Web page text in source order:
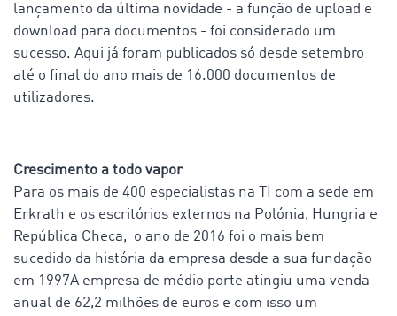
lançamento da última novidade - a função de upload e
download para documentos - foi considerado um
sucesso. Aqui já foram publicados só desde setembro
até o final do ano mais de 16.000 documentos de
utilizadores.
Crescimento a todo vapor
Para os mais de 400 especialistas na TI com a sede em
Erkrath e os escritórios externos na Polónia, Hungria e
República Checa, o ano de 2016 foi o mais bem
sucedido da história da empresa desde a sua fundação
em 1997A empresa de médio porte atingiu uma venda
anual de 62,2 milhões de euros e com isso um